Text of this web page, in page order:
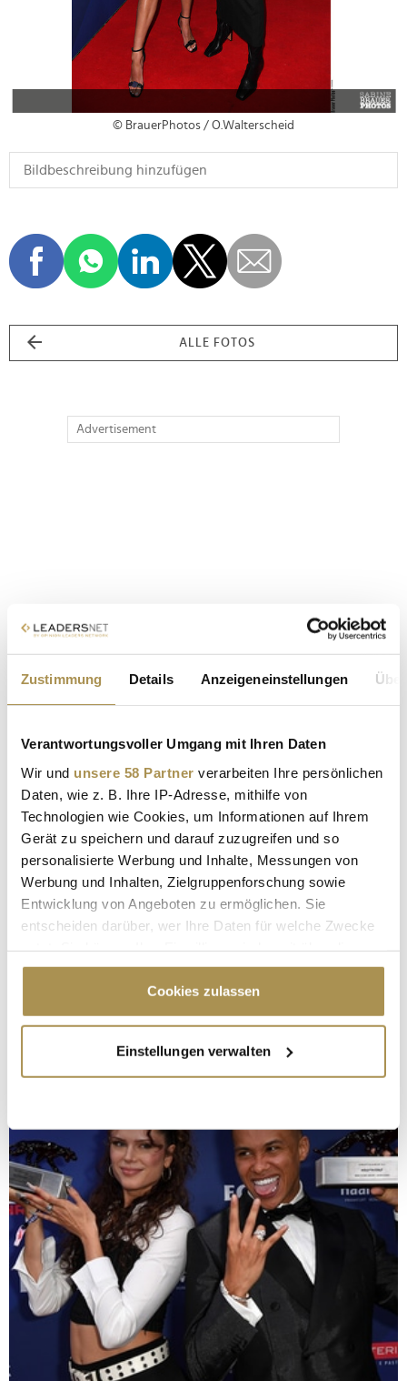
Zustimmung Details Anzeigeneinstellungen
Verantwortungsvoller Umgang mit Ihren Daten
Wir und unsere 58 Partner verarbeiten Ihre persönlichen
Daten, wie z. B. Ihre IP-Adresse, mithilfe von
Technologien wie Cookies, um Informationen auf Ihrem
Gerät zu speichern und darauf zuzugreifen und so
personalisierte Werbung und Inhalte, Messungen von
Werbung und Inhalten, Zielgruppenforschung sowie
Entwicklung von Angeboten zu ermöglichen. Sie
entscheiden darüber, wer Ihre Daten für welche Zwecke
Cookie-Erklärung oder durch Klicken auf das Privacy
Trigger Symbol ändern oder widerrufen
Informationen über Ihre geografische Lage
erfassen, welche bis auf einige Meter genau sein
bestimmten Merkmalen (Fingerprinting) identifizieren
Erfahren Sie mehr darüber, wie Ihre persönlichen Daten
verarbeitet werden, und legen Sie Ihre Präferenzen im
Abschnitt Einzelheitenfest.
Wir verwenden Cookies, um Inhalte und Anzeigen zu
personalisieren, Funktionen für soziale Medien anbieten
zu können und die Zugriffe auf unsere Website zu
analysieren. Außerdem geben wir Informationen zu Ihrer
Verwendung unserer Website an unsere Partner für
soziale Medien, Werbung und Analysen weiter. Unsere
Cookies zulassen
Einstellungen verwalten
© BrauerPhotos / O.Walterscheid
ALLE FOTOS
Advertisement